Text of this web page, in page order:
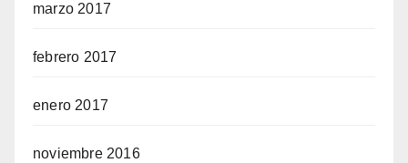
marzo 2017
febrero 2017
enero 2017
noviembre 2016